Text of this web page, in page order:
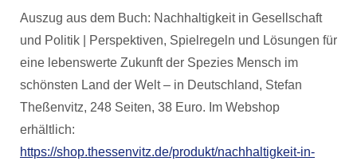
Auszug aus dem Buch: Nachhaltigkeit in Gesellschaft
und Politik | Perspektiven, Spielregeln und Lösungen für
eine lebenswerte Zukunft der Spezies Mensch im
schönsten Land der Welt – in Deutschland, Stefan
Theßenvitz, 248 Seiten, 38 Euro. Im Webshop
erhältlich:
https://shop.thessenvitz.de/produkt/nachhaltigkeit-in-